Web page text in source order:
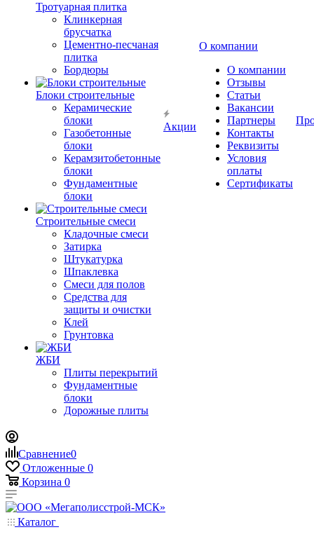
Тротуарная плитка
Клинкерная
брусчатка
Цементно-песчаная
плитка
Бордюры
Блоки строительные
Керамические
блоки
Газобетонные
блоки
Керамзитобетонные
блоки
Фундаментные
блоки
Строительные смеси
Кладочные смеси
Затирка
Штукатурка
Шпаклевка
Смеси для полов
Средства для
защиты и очистки
Клей
Грунтовка
ЖБИ
Плиты перекрытий
Фундаментные
блоки
Дорожные плиты
Акции
О компании
О компании
Отзывы
Статьи
Вакансии
Партнеры
Контакты
Реквизиты
Условия
оплаты
Сертификаты
Сравнение0
Отложенные 0
Корзина 0
Каталог